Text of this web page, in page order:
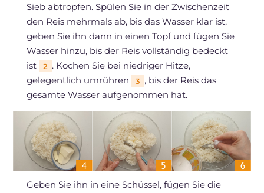
Sieb abtropfen. Spülen Sie in der Zwischenzeit
den Reis mehrmals ab, bis das Wasser klar ist,
geben Sie ihn dann in einen Topf und fügen Sie
Wasser hinzu, bis der Reis vollständig bedeckt
ist
2 . Kochen Sie bei niedriger Hitze,
gelegentlich umrühren
3 , bis der Reis das
gesamte Wasser aufgenommen hat.
Geben Sie ihn in eine Schüssel, fügen Sie die